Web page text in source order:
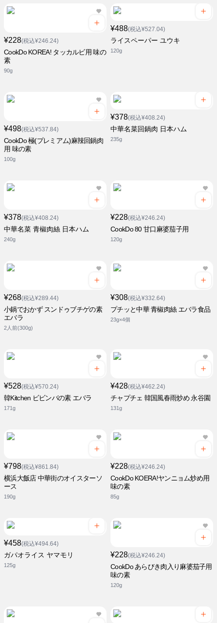
¥228(税込¥246.24)
CookDo KOREA! タッカルビ用 味の
素
90g
¥488(税込¥527.04)
ライスペーパー ユウキ
120g
¥498(税込¥537.84)
CookDo 極(プレミアム)麻辣回鍋肉
用 味の素
100g
¥378(税込¥408.24)
中華名菜回鍋肉 日本ハム
235g
¥378(税込¥408.24)
中華名菜 青椒肉絲 日本ハム
240g
¥228(税込¥246.24)
CookDo 80 甘口麻婆茄子用
120g
¥268(税込¥289.44)
小鍋でおかず スンドゥブチゲの素
エバラ
2人前(300g)
¥308(税込¥332.64)
プチッと中華 青椒肉絲 エバラ食品
23g×4個
¥528(税込¥570.24)
韓Kitchen ビビンバの素 エバラ
171g
¥428(税込¥462.24)
チャプチェ 韓国風春雨炒め 永谷園
131g
¥798(税込¥861.84)
横浜大飯店 中華街のオイスターソ
ース
190g
¥228(税込¥246.24)
CookDo KOERA!ヤンニョム炒め用
味の素
85g
¥458(税込¥494.64)
ガパオライス ヤマモリ
125g
¥228(税込¥246.24)
CookDo あらびき肉入り麻婆茄子用
味の素
120g